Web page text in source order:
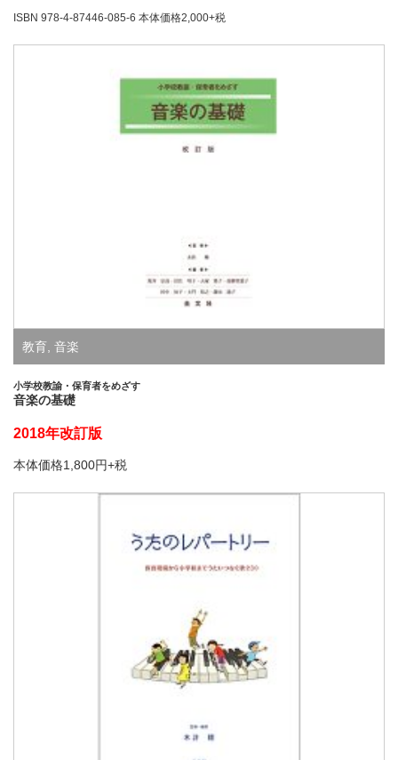
ISBN 978-4-87446-085-6 本体価格2,000+税
教育, 音楽
小学校教諭・保育者をめざす
音楽の基礎
2018年改訂版
本体価格1,800円+税